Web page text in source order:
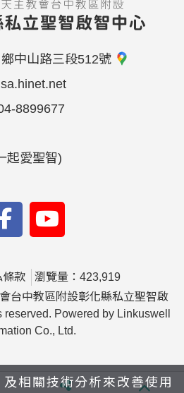
中山路三段512號
8899677
起愛聖智)
條款
瀏覽量：423,919
台中教區附設彰化縣私立聖智啟
Powered by Linkuswell
Co., Ltd.
相關技術分析來改善使用